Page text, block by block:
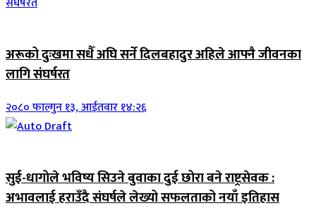
अरूको दुःखमा सधैँ अघि सर्ने दिलबहादुर अहिले आफ्नै जीवनका
लागि संघर्षरत
२०८० फाल्गुन १३, आईतवार १४:२६
सुई-धागोले भविष्य सिउने बुवाका दुई छोरा बने राष्ट्रसेवक :
अभावलाई हराउँदै संघर्षले लेख्यो सफलताको नयाँ इतिहास